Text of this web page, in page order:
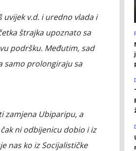
v.d. i uredno vlada i
štrajka upoznato sa
podršku. Međutim, sad
samo prolongiraju sa
zamjena Ubiparipu, a
ni odbijenicu dobio i iz
nas ko iz Socijalističke